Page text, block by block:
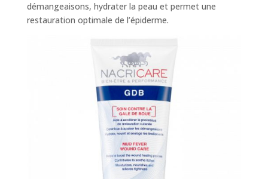
démangeaisons, hydrater la peau et permet une
restauration optimale de l’épiderme.